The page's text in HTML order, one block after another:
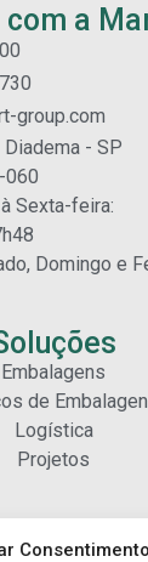
com a
group.com
Diadema - SP
060
Sexta-feira:
Domingo e
Embalagens
de
Logística
Projetos